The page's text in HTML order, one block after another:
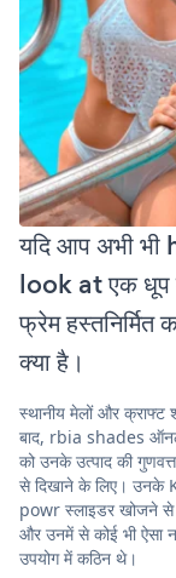
यदि आप अभी
look at एक धूप
फ्रेम
क्या है।
स्थानीय मेलों और
बाद, rbia shades
को उनके उत्पाद की
से दिखाने के लिए। उनके
powr स्लाइडर खोजने
और उनमें से कोई भी ऐसा
उपयोग में कठिन थे।